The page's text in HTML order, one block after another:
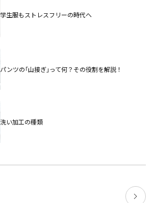
学生服もストレスフリーの時代へ
パンツの｢山接ぎ｣って何？その役割を解説！
洗い加工の種類